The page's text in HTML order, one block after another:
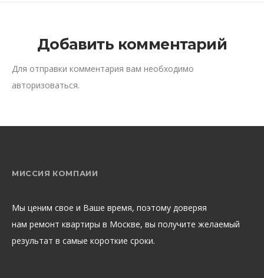
Добавить комментарий
Для отправки комментария вам необходимо
авторизоваться.
МИССИЯ КОМПАИИ
Мы ценим свое и Ваше время, поэтому доверяя
нам ремонт квартиры в Москве, вы получите желаемый
результат в самые короткие сроки.